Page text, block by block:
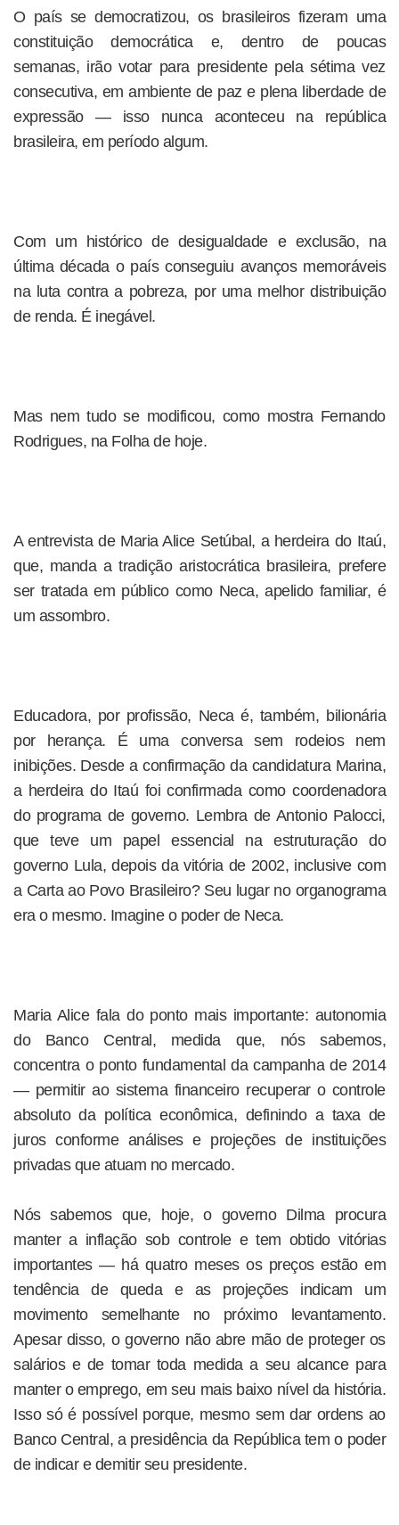
O país se democratizou, os brasileiros fizeram uma
constituição democrática e, dentro de poucas
semanas, irão votar para presidente pela sétima vez
consecutiva, em ambiente de paz e plena liberdade de
expressão — isso nunca aconteceu na república
brasileira, em período algum.
Com um histórico de desigualdade e exclusão, na
última década o país conseguiu avanços memoráveis
na luta contra a pobreza, por uma melhor distribuição
de renda. É inegável.
Mas nem tudo se modificou, como mostra Fernando
Rodrigues, na Folha de hoje.
A entrevista de Maria Alice Setúbal, a herdeira do Itaú,
que, manda a tradição aristocrática brasileira, prefere
ser tratada em público como Neca, apelido familiar, é
um assombro.
Educadora, por profissão, Neca é, também, bilionária
por herança. É uma conversa sem rodeios nem
inibições. Desde a confirmação da candidatura Marina,
a herdeira do Itaú foi confirmada como coordenadora
do programa de governo. Lembra de Antonio Palocci,
que teve um papel essencial na estruturação do
governo Lula, depois da vitória de 2002, inclusive com
a Carta ao Povo Brasileiro? Seu lugar no organograma
era o mesmo. Imagine o poder de Neca.
Maria Alice fala do ponto mais importante: autonomia
do Banco Central, medida que, nós sabemos,
concentra o ponto fundamental da campanha de 2014
— permitir ao sistema financeiro recuperar o controle
absoluto da política econômica, definindo a taxa de
juros conforme análises e projeções de instituições
privadas que atuam no mercado.
Nós sabemos que, hoje, o governo Dilma procura
manter a inflação sob controle e tem obtido vitórias
importantes — há quatro meses os preços estão em
tendência de queda e as projeções indicam um
movimento semelhante no próximo levantamento.
Apesar disso, o governo não abre mão de proteger os
salários e de tomar toda medida a seu alcance para
manter o emprego, em seu mais baixo nível da história.
Isso só é possível porque, mesmo sem dar ordens ao
Banco Central, a presidência da República tem o poder
de indicar e demitir seu presidente.